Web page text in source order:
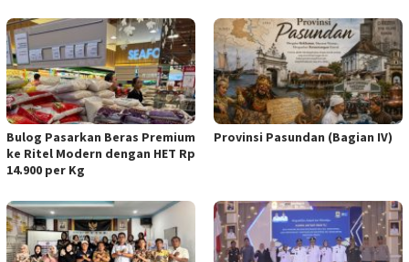
Bulog Pasarkan Beras Premium
ke Ritel Modern dengan HET Rp
14.900 per Kg
Provinsi Pasundan (Bagian IV)